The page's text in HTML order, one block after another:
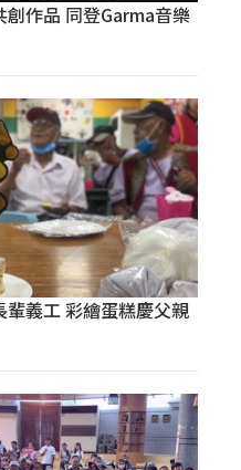
創作品 同登Garma音樂
輩義工 彩繪蛋糕慶父親